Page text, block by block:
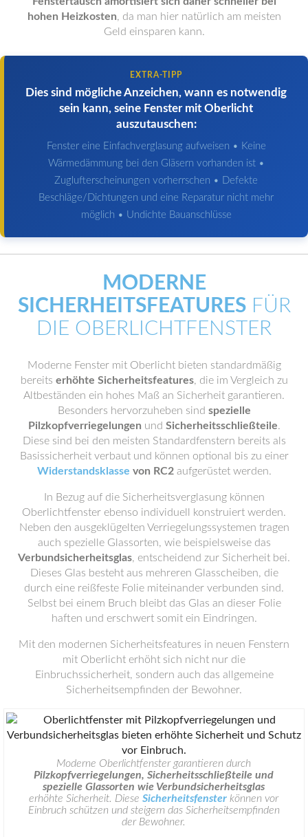
hohen Heizkosten, da man hier natürlich am meisten
Geld einsparen kann.
EXTRA-TIPP
Dies sind mögliche Anzeichen, wann es notwendig
sein kann, seine Fenster mit Oberlicht
auszutauschen:
Fenster eine Einfachverglasung aufweisen • Keine
Wärmedämmung bei den Gläsern vorhanden ist •
Zuglufterscheinungen vorherrschen • Defekte
Beschläge/Dichtungen und eine Reparatur nicht mehr
möglich • Undichte Bauanschlüsse
MODERNE
SICHERHEITSFEATURESFÜR
DIE OBERLICHTFENSTER
Moderne Fenster mit Oberlicht bieten standardmäßig
bereits erhöhte Sicherheitsfeatures, die im Vergleich zu
Altbeständen ein hohes Maß an Sicherheit garantieren.
Besonders hervorzuheben sind spezielle
Pilzkopfverriegelungen und Sicherheitsschließteile.
Diese sind bei den meisten Standardfenstern bereits als
Basissicherheit verbaut und können optional bis zu einer
Widerstandsklasse von RC2aufgerüstet werden.
In Bezug auf die Sicherheitsverglasung können
Oberlichtfenster ebenso individuell konstruiert werden.
Neben den ausgeklügelten Verriegelungssystemen tragen
auch spezielle Glassorten, wie beispielsweise das
Verbundsicherheitsglas, entscheidend zur Sicherheit bei.
Dieses Glas besteht aus mehreren Glasscheiben, die
durch eine reißfeste Folie miteinander verbunden sind.
Selbst bei einem Bruch bleibt das Glas an dieser Folie
haften und erschwert somit ein Eindringen.
Mit den modernen Sicherheitsfeatures in neuen Fenstern
mit Oberlicht erhöht sich nicht nur die
Einbruchssicherheit, sondern auch das allgemeine
Sicherheitsempfinden der Bewohner.
Moderne Oberlichtfenster garantieren durch
Pilzkopfverriegelungen, Sicherheitsschließteile und
spezielle Glassorten wie Verbundsicherheitsglas
erhöhte Sicherheit. DieseSicherheitsfenster können vor
Einbruch schützen und steigern das Sicherheitsempfinden
der Bewohner.